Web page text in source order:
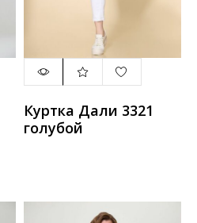
Куртка Дали 3321
голубой